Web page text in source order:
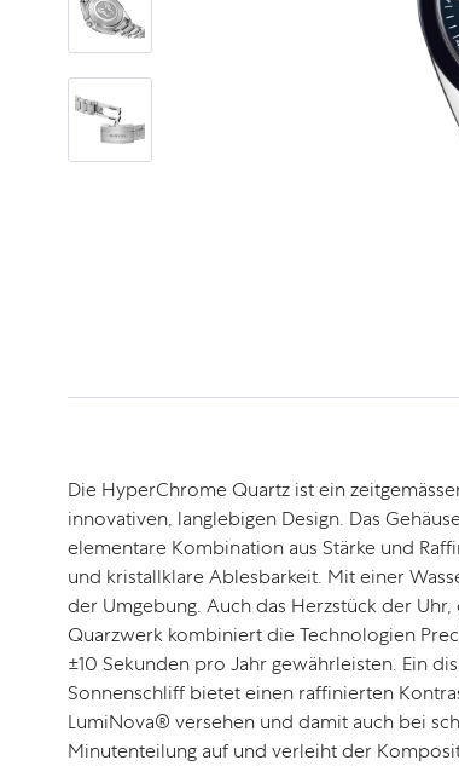
Die HyperChrome Quartz ist ein
innovativen, langlebigen Design. Das
elementare Kombination aus Stärke und
und kristallklare Ablesbarkeit. Mit einer
der Umgebung. Auch das Herzstück der
Quarzwerk kombiniert die Technologien
±10 Sekunden pro Jahr gewährleisten. Ein
Sonnenschliff bietet einen raffinierten
LumiNova® versehen und damit auch bei
Minutenteilung auf und verleiht der